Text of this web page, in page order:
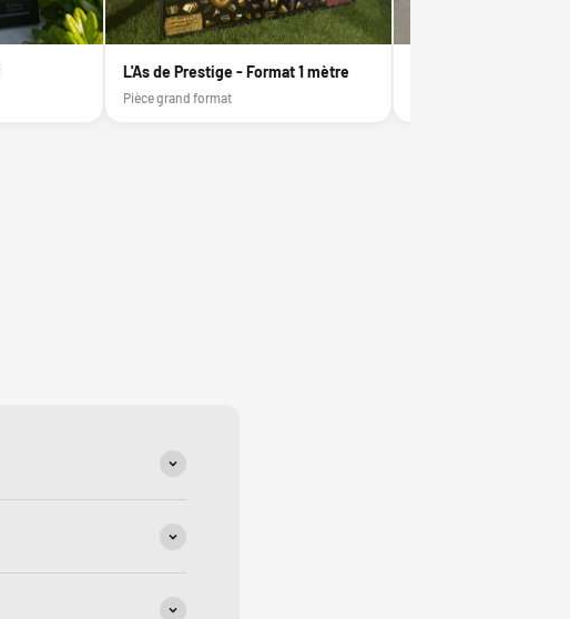
L'As de Prestige - Format 1 mètre
Pièce grand format